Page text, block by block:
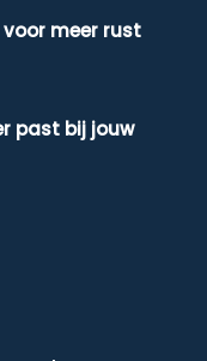
voor meer rust
past bij jouw